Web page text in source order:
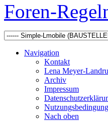
Foren-
Navigation
Kontakt
Lena Meyer-
Archiv
Impressum
Nach oben